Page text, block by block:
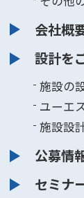
会社概
設計を
施設の
ユーエ
施設設
公募情
セミナ